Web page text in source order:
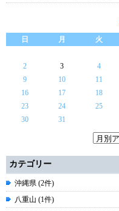
日
月 火
2
3 4
9
10 11
16
17 18
23
24 25
30
31
カテゴリー
沖縄県 (2件)
八重山 (1件)